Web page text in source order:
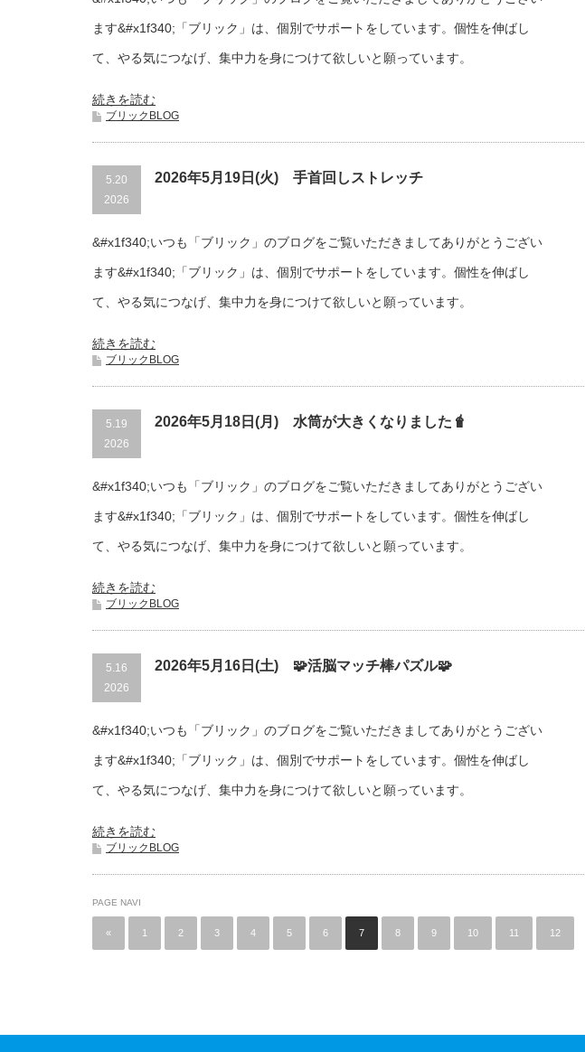
ます&#x1f340;「ブリック」は、個別でサポートをしています。個性を伸ばし
て、やる気につなげ、集中力を身につけて欲しいと願っています。
続きを読む
ブリックBLOG
5.20
2026
2026年5月19日(火) 手首回しストレッチ
&#x1f340;いつも「ブリック」のブログをご覧いただきましてありがとうござい
ます&#x1f340;「ブリック」は、個別でサポートをしています。個性を伸ばし
て、やる気につなげ、集中力を身につけて欲しいと願っています。
続きを読む
ブリックBLOG
5.19
2026
2026年5月18日(月) 水筒が大きくなりました🧋
&#x1f340;いつも「ブリック」のブログをご覧いただきましてありがとうござい
ます&#x1f340;「ブリック」は、個別でサポートをしています。個性を伸ばし
て、やる気につなげ、集中力を身につけて欲しいと願っています。
続きを読む
ブリックBLOG
5.16
2026
2026年5月16日(土) 🧩活脳マッチ棒パズル🧩
&#x1f340;いつも「ブリック」のブログをご覧いただきましてありがとうござい
ます&#x1f340;「ブリック」は、個別でサポートをしています。個性を伸ばし
て、やる気につなげ、集中力を身につけて欲しいと願っています。
続きを読む
ブリックBLOG
PAGE NAVI
« 1 2 3 4 5 6 7 8 9 10 11 12